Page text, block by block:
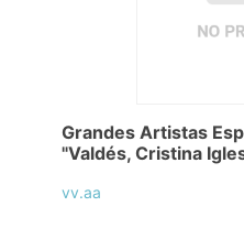
Grandes Artistas
"Valdés, Cristina
vv.aa